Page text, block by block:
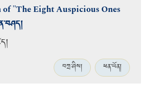
"The Eight Auspicious Ones
བཀྲ་ཤིས། ཕན་ཡོན།